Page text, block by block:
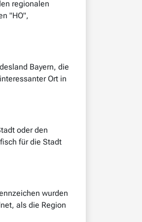
regionalen
"HO",
Bayern, die
Ort in
oder den
für die Stadt
wurden
als die Region